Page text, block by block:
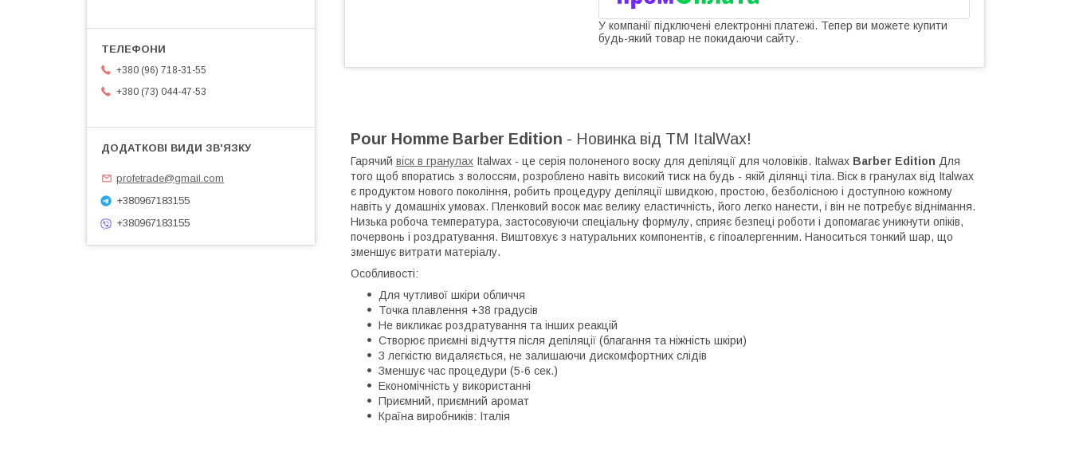
У компанії підключені електронні платежі. Тепер ви можете купити
будь-який товар не покидаючи сайту.
Pour Homme Barber Edition - Новинка від ТМ ItalWax!
Гарячий віск в гранулах Italwax - це серія полоненого воску для депіляції для чоловіків. Italwax Barber Edition Для
того щоб впоратись з волоссям, розроблено навіть високий тиск на будь - якій ділянці тіла. Віск в гранулах від Italwax
є продуктом нового покоління, робить процедуру депіляції швидкою, простою, безболісною і доступною кожному
навіть у домашніх умовах. Пленковий восок має велику еластичність, його легко нанести, і він не потребує віднімання.
Низька робоча температура, застосовуючи спеціальну формулу, сприяє безпеці роботи і допомагає уникнути опіків,
почервонь і роздратування. Виштовхує з натуральних компонентів, є гіпоалергенним. Наноситься тонкий шар, що
зменшує витрати матеріалу.
Особливості:
Для чутливої шкіри обличчя
Точка плавлення +38 градусів
Не викликає роздратування та інших реакцій
Створює приємні відчуття після депіляції (благання та ніжність шкіри)
З легкістю видаляється, не залишаючи дискомфортних слідів
Зменшує час процедури (5-6 сек.)
Економічність у використанні
Приємний, приємний аромат
Країна виробників: Італія
+380 (96) 718-31-55
+380 (73) 044-47-53
profetrade@gmail.com
+380967183155
+380967183155